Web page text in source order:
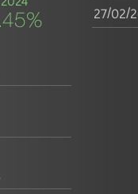
27/02/